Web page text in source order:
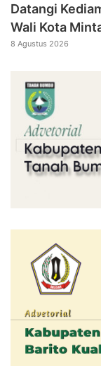
Datangi
Wali Kota
8 Agustus 2026